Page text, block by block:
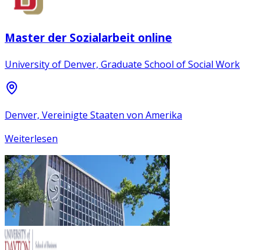
Master der Sozialarbeit online
University of Denver, Graduate School of Social Work
Denver, Vereinigte Staaten von Amerika
Weiterlesen